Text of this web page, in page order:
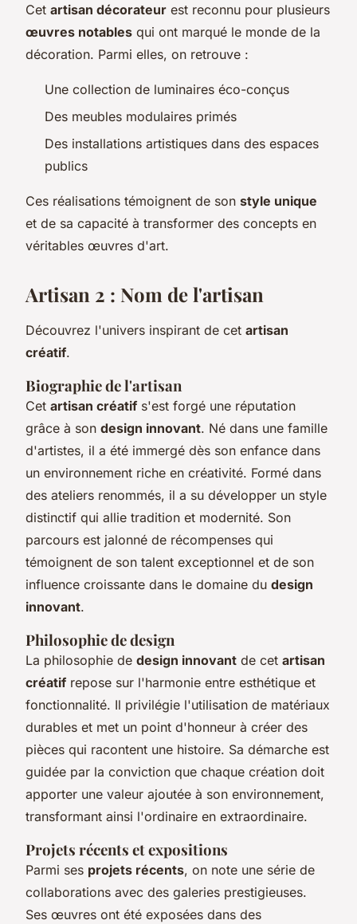
Cet artisan décorateur est reconnu pour plusieurs
œuvres notables qui ont marqué le monde de la
décoration. Parmi elles, on retrouve :
Une collection de luminaires éco-conçus
Des meubles modulaires primés
Des installations artistiques dans des espaces
publics
Ces réalisations témoignent de son style unique
et de sa capacité à transformer des concepts en
véritables œuvres d'art.
Artisan 2 : Nom de l'artisan
Découvrez l'univers inspirant de cet artisan
créatif.
Biographie de l'artisan
Cet artisan créatif s'est forgé une réputation
grâce à son design innovant. Né dans une famille
d'artistes, il a été immergé dès son enfance dans
un environnement riche en créativité. Formé dans
des ateliers renommés, il a su développer un style
distinctif qui allie tradition et modernité. Son
parcours est jalonné de récompenses qui
témoignent de son talent exceptionnel et de son
influence croissante dans le domaine du design
innovant.
Philosophie de design
La philosophie de design innovant de cet artisan
créatif repose sur l'harmonie entre esthétique et
fonctionnalité. Il privilégie l'utilisation de matériaux
durables et met un point d'honneur à créer des
pièces qui racontent une histoire. Sa démarche est
guidée par la conviction que chaque création doit
apporter une valeur ajoutée à son environnement,
transformant ainsi l'ordinaire en extraordinaire.
Projets récents et expositions
Parmi ses projets récents, on note une série de
collaborations avec des galeries prestigieuses.
Ses œuvres ont été exposées dans des